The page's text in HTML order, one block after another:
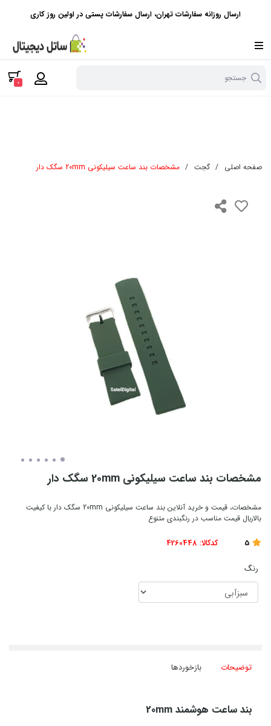
ارسال روزانه سفارشات تهران، ارسال سفارشات پستی در اولین روز کاری
جستجو 0
صفحه اصلی / گجت / مشخصات بند ساعت سیلیکونی 20mm سگک دار
مشخصات بند ساعت سیلیکونی 20mm سگک دار
مشخصات، قیمت و خرید آنلاین بند ساعت سیلیکونی 20mm سگک دار با کیفیت
بالاريال قیمت مناسب در رنگبندی متنوع
کدکالا: 4260448
رنگ
توضیحات بازخوردها
بند ساعت هوشمند 20mm